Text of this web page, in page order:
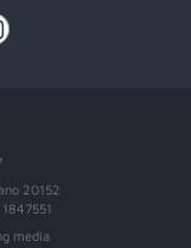
20152
media